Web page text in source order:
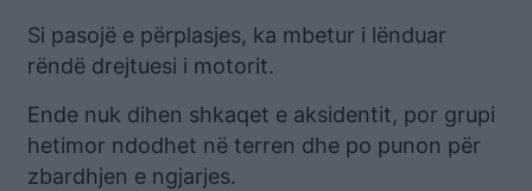
Si pasojë e përplasjes, ka mbetur i lënduar
rëndë drejtuesi i motorit.
Ende nuk dihen shkaqet e aksidentit, por grupi
hetimor ndodhet në terren dhe po punon për
zbardhjen e ngjarjes.